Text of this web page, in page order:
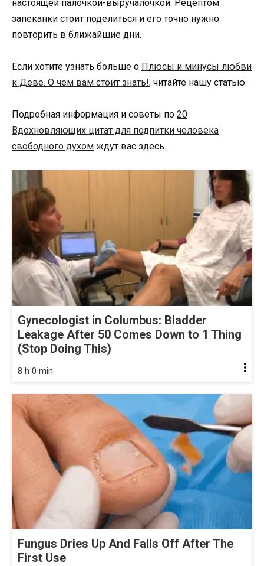
настоящей палочкой-выручалочкой. Рецептом
запеканки стоит поделиться и его точно нужно
повторить в ближайшие дни.
Если хотите узнать больше о Плюсы и минусы любви
к Деве. О чем вам стоит знать!, читайте нашу статью.
Подробная информация и советы по 20
Вдохновляющих цитат для подпитки человека
свободного духом ждут вас здесь.
Gynecologist in Columbus: Bladder
Leakage After 50 Comes Down to 1 Thing
(Stop Doing This)
8 h 0 min
Fungus Dries Up And Falls Off After The
First Use